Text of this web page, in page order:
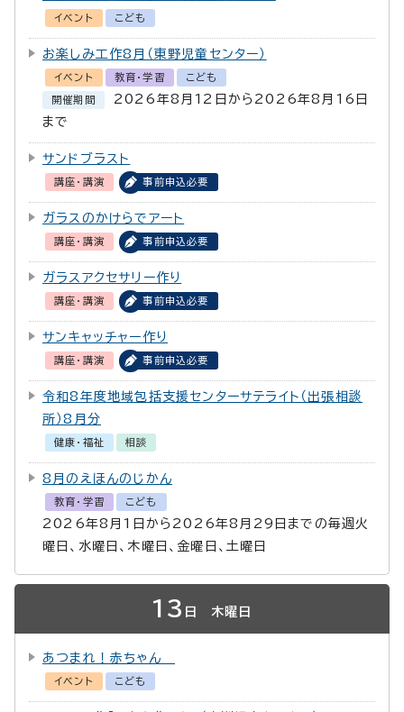
イベント こども
お楽しみ工作8月（東野児童センター）
イベント 教育・学習 こども
開催期間
2026年8月12日から2026年8月16日
まで
サンドブラスト
講座・講演 事前申込必要
ガラスのかけらでアート
講座・講演 事前申込必要
ガラスアクセサリー作り
講座・講演 事前申込必要
サンキャッチャー作り
講座・講演 事前申込必要
令和8年度地域包括支援センターサテライト（出張相談
所）8月分
健康・福祉 相談
8月のえほんのじかん
教育・学習 こども
2026年8月1日から2026年8月29日までの毎週火
曜日、水曜日、木曜日、金曜日、土曜日
13 日 木曜日
あつまれ！赤ちゃん
イベント こども